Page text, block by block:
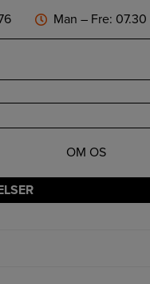
Man – Fre:
OM OS